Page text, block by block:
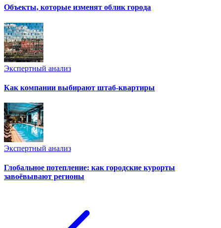
Объекты, которые изменят облик города
Экспертный анализ
Как компании выбирают штаб-квартиры
Экспертный анализ
Глобальное потепление: как городские курорты
завоёвывают регионы